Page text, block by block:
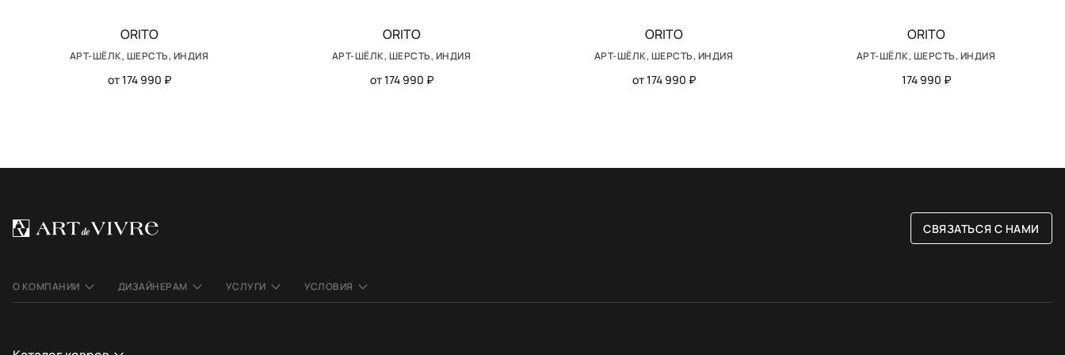
ORITO
АРТ-ШЁЛК, ШЕРСТЬ, ИНДИЯ
от 174 990 ₽
ORITO
АРТ-ШЁЛК, ШЕРСТЬ, ИНДИЯ
от 174 990 ₽
ORITO
АРТ-ШЁЛК, ШЕРСТЬ, ИНДИЯ
от 174 990 ₽
ORITO
АРТ-ШЁЛК, ШЕРСТЬ, ИНДИЯ
174 990 ₽
СВЯЗАТЬСЯ С НАМИ
О КОМПАНИИ ДИЗАЙНЕРАМ УСЛУГИ УСЛОВИЯ